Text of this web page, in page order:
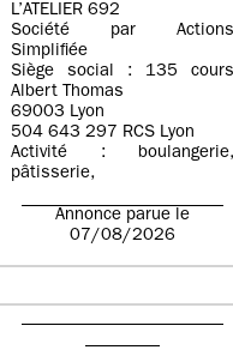
L’ATELIER 692
Société par Actions
Simplifiée
Siège social : 135 cours
Albert Thomas
69003 Lyon
504 643 297 RCS Lyon
Activité : boulangerie,
pâtisserie,
Annonce parue le
07/08/2026